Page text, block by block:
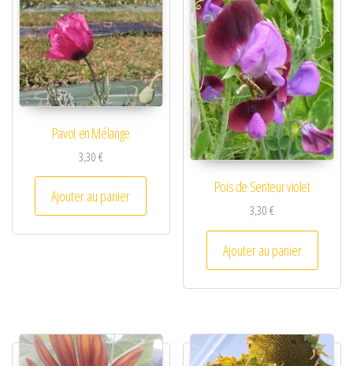
Pavot en Mélange
3,30€
Ajouter au panier
Pois de Senteur violet
3,30€
Ajouter au panier